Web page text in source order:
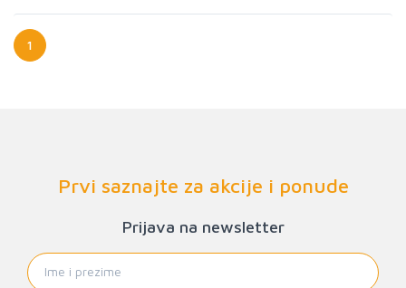
1
Prvi saznajte za akcije i ponude
Prijava na newsletter